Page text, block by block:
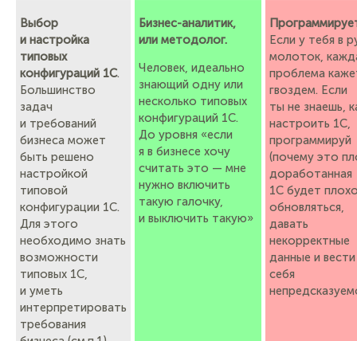
Выбор
и настройка
типовых
конфигураций 1С.
Большинство
задач
и требований
бизнеса может
быть решено
настройкой
типовой
конфигурации 1С.
Для этого
необходимо знать
возможности
типовых 1С,
и уметь
интерпретировать
требования
Бизнес-аналитик,
или методолог.
Человек, идеально
знающий одну или
несколько типовых
конфигураций 1С.
До уровня «если
я в бизнесе хочу
считать это — мне
нужно включить
такую галочку,
и выключить такую»
Если у тебя в
молоток,
проблема
гвоздем. Если
ты не знаешь,
настроить 1С,
программируй
(почему это
доработанная
1С будет
обновляться,
давать
некорректные
данные и вести
себя